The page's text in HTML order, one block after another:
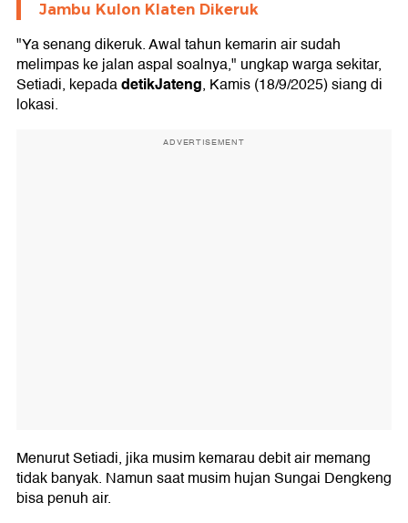
Jambu Kulon Klaten Dikeruk
"Ya senang dikeruk. Awal tahun kemarin air sudah
melimpas ke jalan aspal soalnya," ungkap warga sekitar,
Setiadi, kepadadetikJateng, Kamis (18/9/2025) siang di
lokasi.
ADVERTISEMENT
Menurut Setiadi, jika musim kemarau debit air memang
tidak banyak. Namun saat musim hujan Sungai Dengkeng
bisa penuh air.